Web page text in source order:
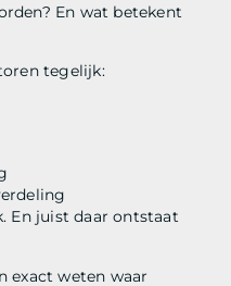
En wat betekent
tegelijk:
En juist daar ontstaat
exact weten waar